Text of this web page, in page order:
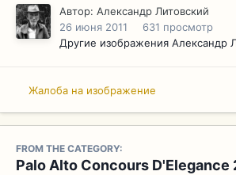
Автор: Александр Литовский
26 июня 2011
631 просмотр
Другие изображения Александр
Жалоба на изображение
FROM THE CATEGORY:
Palo Alto Concours D'Elegance